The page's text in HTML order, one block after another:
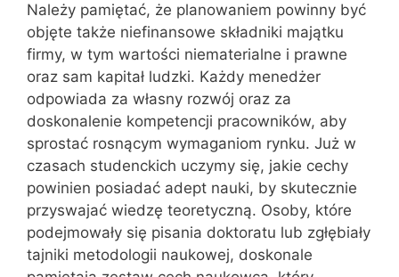
Należy pamiętać, że planowaniem powinny być
objęte także niefinansowe składniki majątku
firmy, w tym wartości niematerialne i prawne
oraz sam kapitał ludzki. Każdy menedżer
odpowiada za własny rozwój oraz za
doskonalenie kompetencji pracowników, aby
sprostać rosnącym wymaganiom rynku. Już w
czasach studenckich uczymy się, jakie cechy
powinien posiadać adept nauki, by skutecznie
przyswajać wiedzę teoretyczną. Osoby, które
podejmowały się pisania doktoratu lub zgłębiały
tajniki metodologii naukowej, doskonale